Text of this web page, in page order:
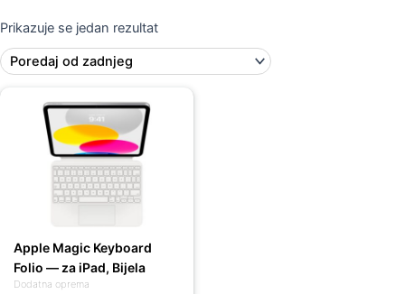
Prikazuje se jedan rezultat
Dodatna oprema
Apple Magic Keyboard
Folio — za iPad, Bijela
price
819,00 KM.
price
729,00 KM.